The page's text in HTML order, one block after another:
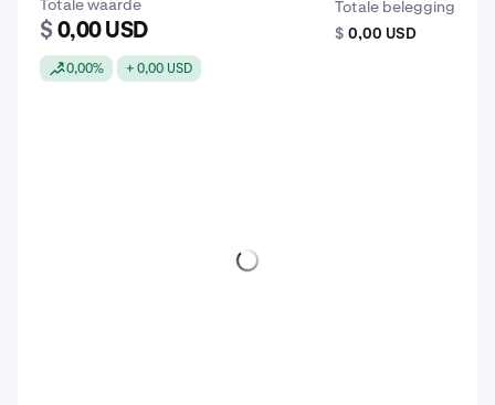
Totale waarde
$ 0,00 USD
0,00% + 0,00 USD
Totale belegging
$ 0,00 USD